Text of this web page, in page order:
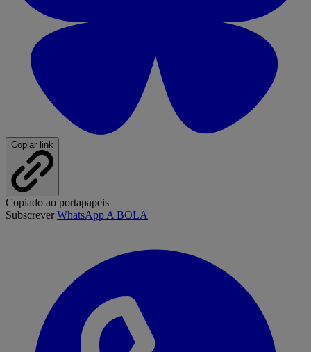
Copiar link
Copiado ao portapapeis
SubscreverWhatsApp A BOLA